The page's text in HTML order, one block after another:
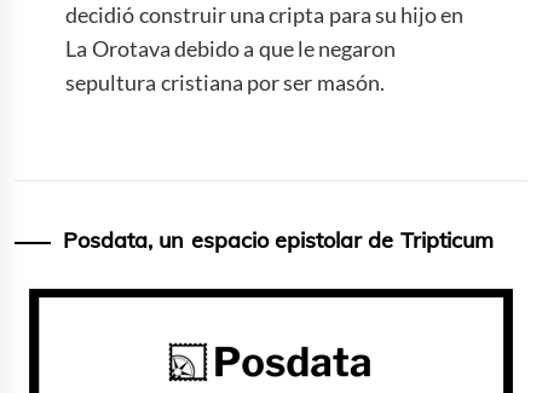
decidió construir una cripta para su hijo en
La Orotava debido a que le negaron
sepultura cristiana por ser masón.
Posdata, un espacio epistolar de Tripticum